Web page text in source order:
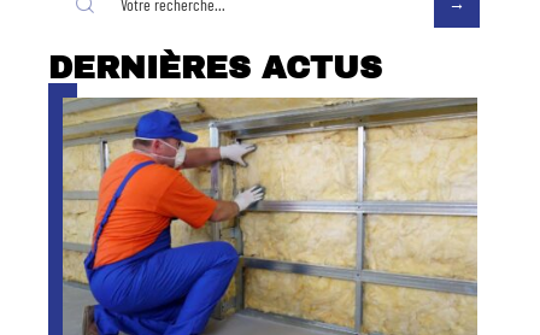
DERNIÈRES ACTUS